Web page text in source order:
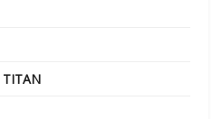
ΤΙΤΑΝ